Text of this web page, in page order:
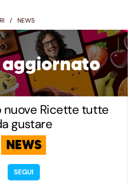
NEWS
nuove Ricette tutte
gustare
NEWS
SEGUI